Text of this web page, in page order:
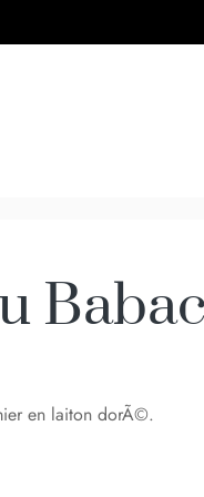
en laiton dorÃ©.